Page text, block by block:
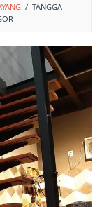
/ TANGGA